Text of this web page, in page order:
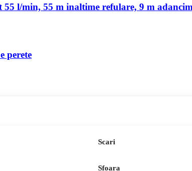
l/min, 55 m inaltime refulare, 9 m
perete
Scari
Sfoara